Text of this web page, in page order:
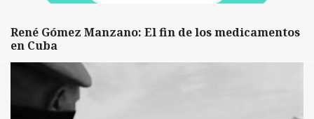
René Gómez Manzano: El fin de los medicamentos
en Cuba